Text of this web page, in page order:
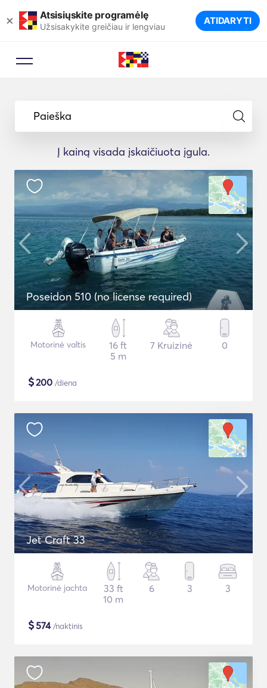
× Atsisiųskite programėlę
Užsisakykite greičiau ir lengviau ATIDARYTI
Paieška
Į kainą visada įskaičiuota įgula.
Poseidon 510 (no license required)
Motorinė valtis
16 ft
5 m
7 Kruizinė 0
$200 /diena
Jet Craft 33
Motorinė jachta
33 ft
10 m
6 3 3
$574/naktinis